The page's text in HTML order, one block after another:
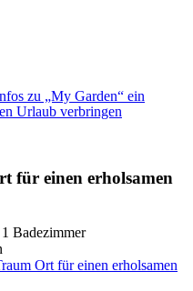
zu „My Garden“ ein
Urlaub verbringen
für einen erholsamen
Badezimmer
Ort für einen erholsamen